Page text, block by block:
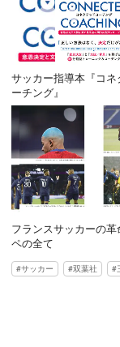
サッカー指導本『コネ
ーチング』
フランスサッカーの
ペの全て
サッカー 双葉社